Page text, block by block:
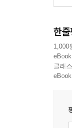
한줄
1,000
클래